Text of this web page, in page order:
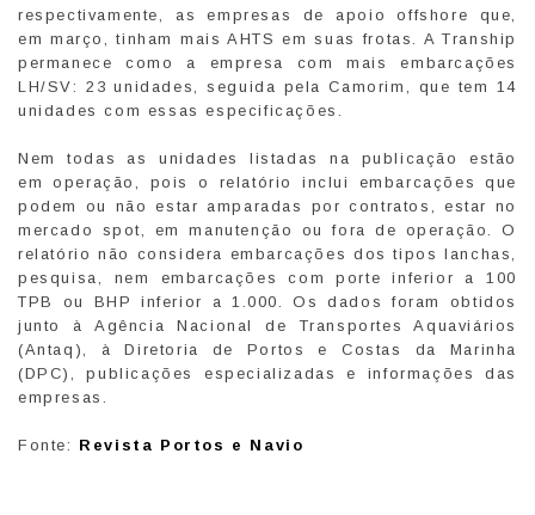
respectivamente, as empresas de apoio offshore que,
em março, tinham mais AHTS em suas frotas. A Tranship
permanece como a empresa com mais embarcações
LH/SV: 23 unidades, seguida pela Camorim, que tem 14
unidades com essas especificações.
Nem todas as unidades listadas na publicação estão
em operação, pois o relatório inclui embarcações que
podem ou não estar amparadas por contratos, estar no
mercado spot, em manutenção ou fora de operação. O
relatório não considera embarcações dos tipos lanchas,
pesquisa, nem embarcações com porte inferior a 100
TPB ou BHP inferior a 1.000. Os dados foram obtidos
junto à Agência Nacional de Transportes Aquaviários
(Antaq), à Diretoria de Portos e Costas da Marinha
(DPC), publicações especializadas e informações das
empresas.
Fonte: Revista Portos e Navio